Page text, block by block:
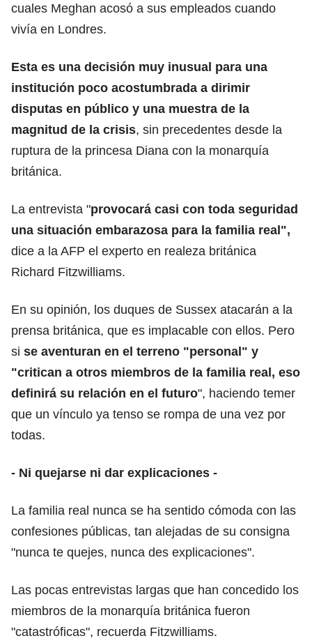
cuales Meghan acosó a sus empleados cuando
vivía en Londres.
Esta es una decisión muy inusual para una
institución poco acostumbrada a dirimir
disputas en público y una muestra de la
magnitud de la crisis, sin precedentes desde la
ruptura de la princesa Diana con la monarquía
británica.
La entrevista "provocará casi con toda seguridad
una situación embarazosa para la familia real",
dice a la AFP el experto en realeza británica
Richard Fitzwilliams.
En su opinión, los duques de Sussex atacarán a la
prensa británica, que es implacable con ellos. Pero
si se aventuran en el terreno "personal" y
"critican a otros miembros de la familia real, eso
definirá su relación en el futuro", haciendo temer
que un vínculo ya tenso se rompa de una vez por
todas.
- Ni quejarse ni dar explicaciones -
La familia real nunca se ha sentido cómoda con las
confesiones públicas, tan alejadas de su consigna
"nunca te quejes, nunca des explicaciones".
Las pocas entrevistas largas que han concedido los
miembros de la monarquía británica fueron
"catastróficas", recuerda Fitzwilliams.